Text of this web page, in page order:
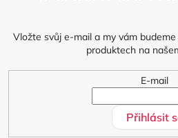
Vložte svůj e-mail a my vám
produktech na
E-mail
Přihlásit